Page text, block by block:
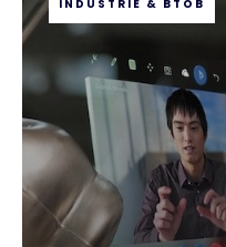
INDUSTRIE & BTOB